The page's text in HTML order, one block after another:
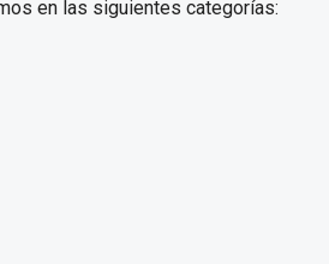
en las siguientes categorías: